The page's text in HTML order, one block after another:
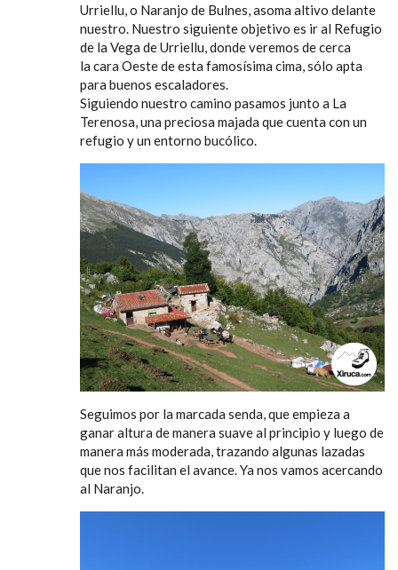
Urriellu, o Naranjo de Bulnes, asoma altivo delante
nuestro. Nuestro siguiente objetivo es ir al Refugio
de la Vega de Urriellu, donde veremos de cerca
la cara Oeste de esta famosísima cima, sólo apta
para buenos escaladores.
Siguiendo nuestro camino pasamos junto a La
Terenosa, una preciosa majada que cuenta con un
refugio y un entorno bucólico.
Seguimos por la marcada senda, que empieza a
ganar altura de manera suave al principio y luego de
manera más moderada, trazando algunas lazadas
que nos facilitan el avance. Ya nos vamos acercando
al Naranjo.